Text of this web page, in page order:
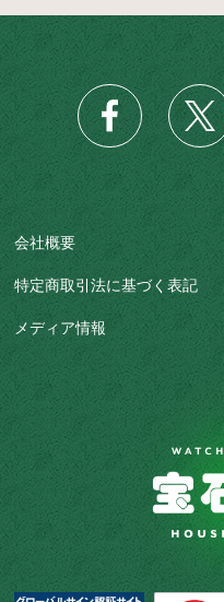
会社概要
特定商取引法に基づく表記
メディア情報